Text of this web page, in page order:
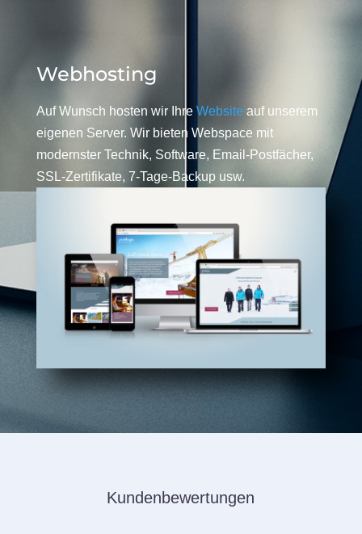
Webhosting
Auf Wunsch hosten wir Ihre Website auf unserem
eigenen Server. Wir bieten Webspace mit
modernster Technik, Software, Email-Postfächer,
SSL-Zertifikate, 7-Tage-Backup usw.
Kundenbewertungen